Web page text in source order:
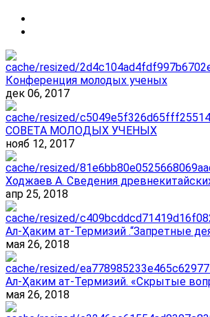
Конференция молодых ученых
дек 06, 2017
СОВЕТА МОЛОДЫХ УЧЕНЫХ
нояб 12, 2017
Ходжаев А. Сведения
апр 25, 2018
Ал-Ҳаким ат-Термизий .“Запретные
мая 26, 2018
Ал-Ҳаким ат-Термизий. «Скрытые
мая 26, 2018